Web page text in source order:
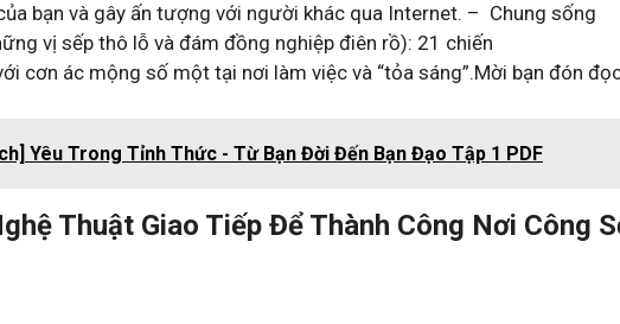
bạn và gây ấn tượng với người khác qua Internet. – Chung sống
vị sếp thô lỗ và đám đồng nghiệp điên rồ): 21 chiến
cơn ác mộng số một tại nơi làm việc và “tỏa sáng”.Mời bạn đón
Yêu Trong Tỉnh Thức - Từ Bạn Đời Đến Bạn Đạo Tập 1 PDF
Thuật Giao Tiếp Để Thành Công Nơi Công